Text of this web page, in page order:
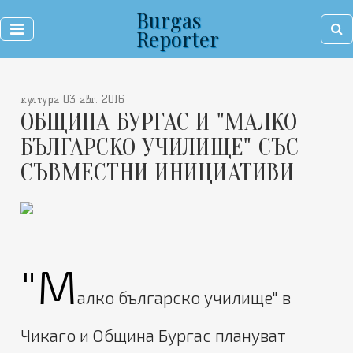
Burgas
Reporter
култура 03 авг. 2016
ОБЩИНА БУРГАС И "МАЛКО
БЪЛГАРСКО УЧИЛИЩЕ" СЪС
СЪВМЕСТНИ ИНИЦИАТИВИ
"Малко българско училище" в
Чикаго и Община Бургас плануват